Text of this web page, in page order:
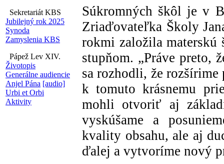
Sekretariát KBS
Jubilejný rok 2025
Synoda
Zamyslenia KBS
Pápež Lev XIV.
Životopis
Generálne audiencie
Anjel Pána [audio]
Urbi et Orbi
Aktivity
Súkromných škôl je v
Zriaďovateľka Školy
rokmi založila materskú
stupňom. „Práve preto,
sa rozhodli, že
k tomuto krásnemu
mohli otvoriť aj
vyskúšame a
kvality obsahu, ale aj
ďalej a vytvoríme nový